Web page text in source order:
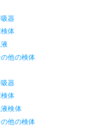
器
体
他の検体
器
体
検体
他の検体